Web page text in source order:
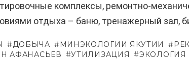
комплексы, ремонтно-
отдыха – баню, тренажерный зал,
ДОБЫЧА МИНЭКОЛОГИИ ЯКУТИИ
АФАНАСЬЕВ
УТИЛИЗАЦИЯ ЭКОЛОГИЯ